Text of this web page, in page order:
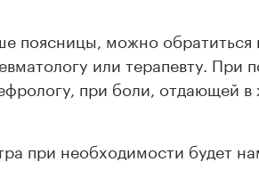
поясницы, можно обратиться
или терапевту. При
при боли, отдающей
при необходимости будет